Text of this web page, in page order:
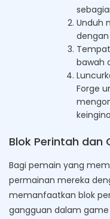
Unduh
bawah
Forge
Blok Perintah dan
Bagi pemain yang
permainan mereka
memanfaatkan blok
gangguan dalam